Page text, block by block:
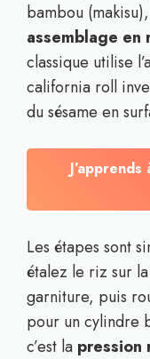
bambou
assemblage en
classique utilise
california roll
du sésame en
Les étapes sont
étalez le riz sur
garniture, puis
pour un cylindre
c’est la pression